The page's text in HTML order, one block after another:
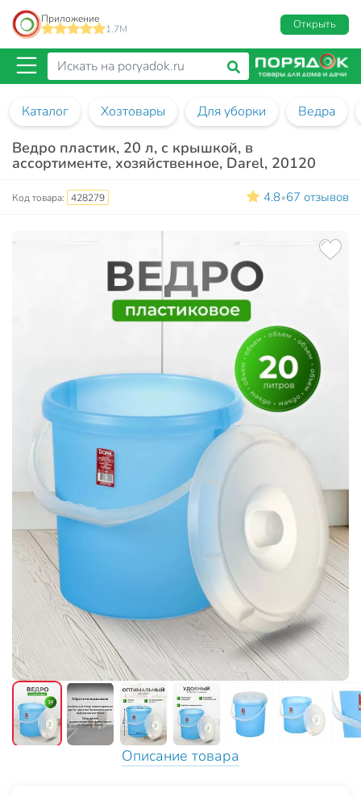
Приложение
1.7M
Открыть
Каталог Хозтовары Для уборки Ведра
Ведро пластик, 20 л, с крышкой, в
ассортименте, хозяйственное, Darel, 20120
Код товара: 428279 4.8•67 отзывов
Описание товара